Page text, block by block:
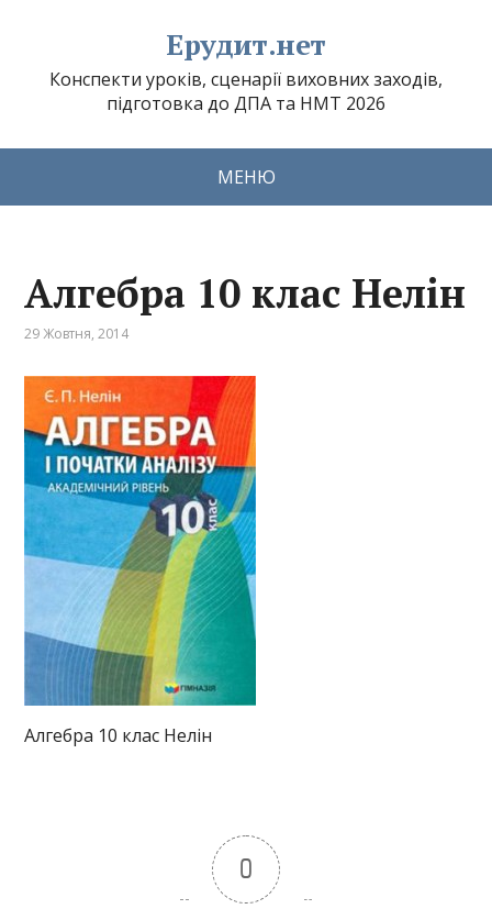
Ерудит.нет
Конспекти уроків, сценарії виховних заходів,
підготовка до ДПА та НМТ 2026
МЕНЮ
Алгебра 10 клас Нелін
29 Жовтня, 2014
Алгебра 10 клас Нелін
0